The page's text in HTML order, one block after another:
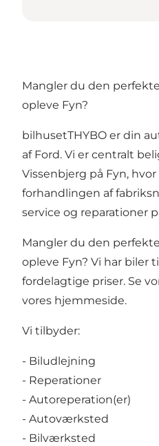
Mangler du den
opleve Fyn?
bilhusetTHYBO er din
af Ford. Vi er centralt
Vissenbjerg på Fyn,
forhandlingen af
service og reparationer
Mangler du den
opleve Fyn? Vi har biler
fordelagtige priser. Se
vores hjemmeside.
Vi tilbyder:
- Biludlejning
- Reperationer
- Autoreperation(er)
- Autoværksted
- Bilværksted